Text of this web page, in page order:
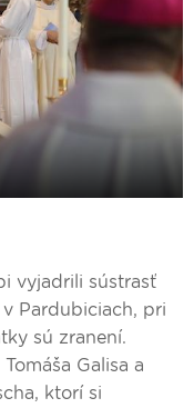
vyjadrili sústrasť
Pardubiciach, pri
sú zranení.
Galisa a
ktorí si